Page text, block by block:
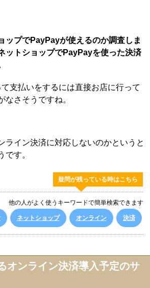
ップでPayPayが使えるのか調査しま
ットショップでPayPayを使った決済
支払いをするには直接お店に行って
なさそうですね。
ライン決済に対応しないのかというと
です。
疑問が残っている時はこちら
他の人がよく使うキーワードで簡単検索できます
ネットショップ オンライン 決済
オンライン決済導入予定のサ